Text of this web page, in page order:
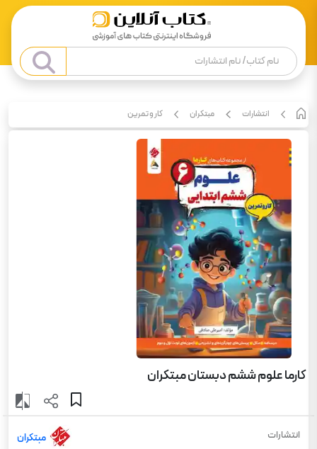
انتشارات مبتکران کار و تمرین
کارما علوم ششم دبستان مبتکران
انتشارات
مبتکران